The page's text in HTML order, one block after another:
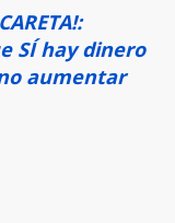
SÍ hay dinero
aumentar